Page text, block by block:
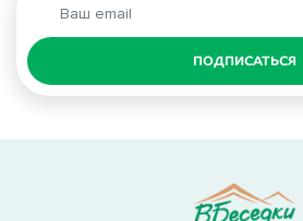
ПОДПИСАТЬСЯ